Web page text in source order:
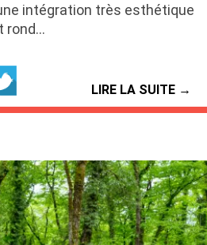
intégration très esthétique
rond…
LIRE LA SUITE →